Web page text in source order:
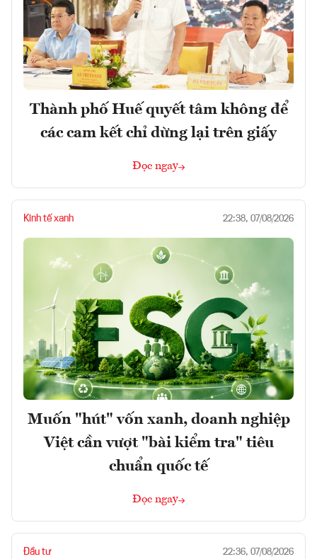
Thành phố Huế quyết tâm không để
các cam kết chỉ dừng lại trên giấy
Đọc ngay
Kinh tế xanh 22:38, 07/08/2026
Muốn "hút" vốn xanh, doanh nghiệp
Việt cần vượt "bài kiểm tra" tiêu
chuẩn quốc tế
Đọc ngay
Đầu tư 22:36, 07/08/2026